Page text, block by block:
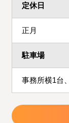
定休日
正月
駐車場
事務所横1台